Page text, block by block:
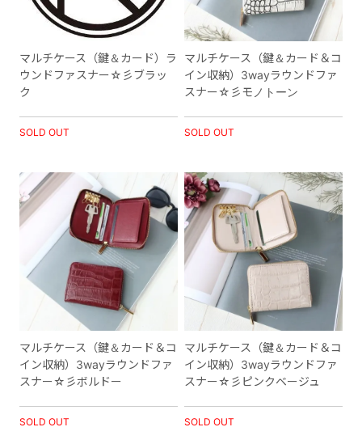
マルチケース（鍵＆カード）ラ
ウンドファスナー☆彡ブラッ
ク
SOLD OUT
マルチケース（鍵＆カード＆コ
イン収納）3wayラウンドファ
スナー☆彡モノトーン
SOLD OUT
マルチケース（鍵＆カード＆コ
イン収納）3wayラウンドファ
スナー☆彡ボルドー
SOLD OUT
マルチケース（鍵＆カード＆コ
イン収納）3wayラウンドファ
スナー☆彡ピンクベージュ
SOLD OUT